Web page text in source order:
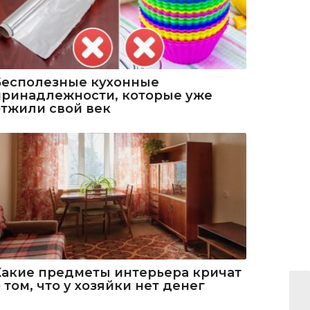
кухонные
которые уже
свой век
предметы интерьера кричат
том, что у хозяйки нет денег